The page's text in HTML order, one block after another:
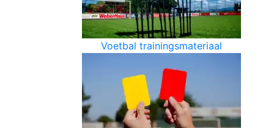
Voetbal trainingsmateriaal